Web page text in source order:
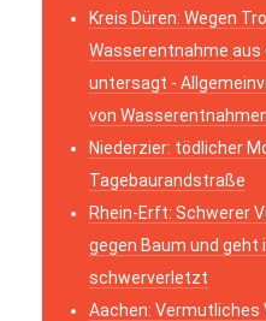
Kreis Düren: Wegen
Wasserentnahme aus
untersagt -
von
Niederzier: tödlicher
Tagebaurandstraße
Rhein-Erft: Schwerer
gegen Baum und geht
schwerverletzt
Aachen: Vermutliches